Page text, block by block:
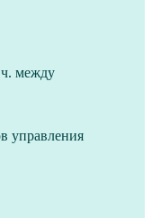
между
управления